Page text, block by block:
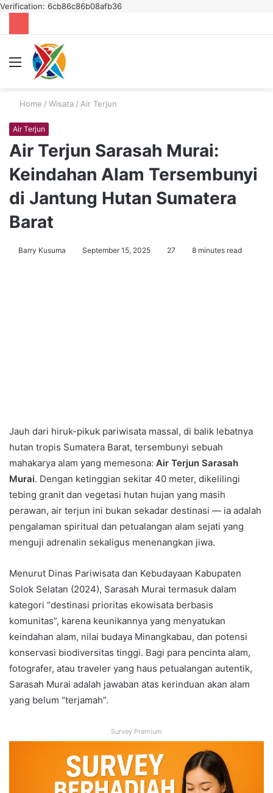
Verification: 6cb86c86b08afb36
Menu
Home / Wisata / Air Terjun
Air Terjun
Air Terjun Sarasah Murai:
Keindahan Alam Tersembunyi
di Jantung Hutan Sumatera
Barat
Barry Kusuma September 15, 2025 27 8 minutes read
Jauh dari hiruk-pikuk pariwisata massal, di balik lebatnya
hutan tropis Sumatera Barat, tersembunyi sebuah
mahakarya alam yang memesona: Air Terjun Sarasah
Murai. Dengan ketinggian sekitar 40 meter, dikelilingi
tebing granit dan vegetasi hutan hujan yang masih
perawan, air terjun ini bukan sekadar destinasi — ia adalah
pengalaman spiritual dan petualangan alam sejati yang
menguji adrenalin sekaligus menenangkan jiwa.
Menurut Dinas Pariwisata dan Kebudayaan Kabupaten
Solok Selatan (2024), Sarasah Murai termasuk dalam
kategori “destinasi prioritas ekowisata berbasis
komunitas”, karena keunikannya yang menyatukan
keindahan alam, nilai budaya Minangkabau, dan potensi
konservasi biodiversitas tinggi. Bagi para pencinta alam,
fotografer, atau traveler yang haus petualangan autentik,
Sarasah Murai adalah jawaban atas kerinduan akan alam
yang belum “terjamah”.
Survey Premium